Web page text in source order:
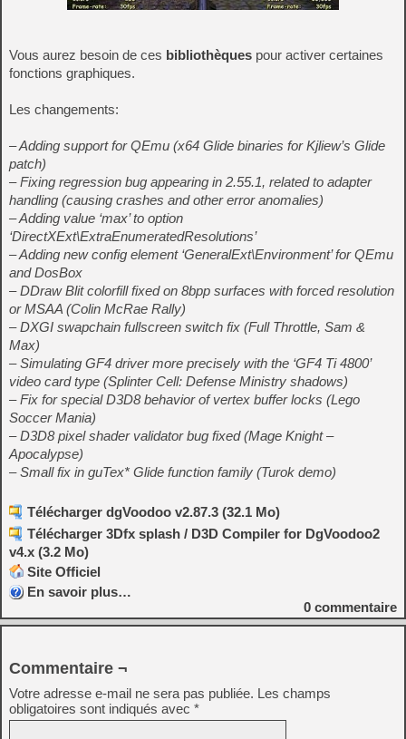
Vous aurez besoin de ces bibliothèques pour activer certaines
fonctions graphiques.
Les changements:
– Adding support for QEmu (x64 Glide binaries for Kjliew’s Glide
patch)
– Fixing regression bug appearing in 2.55.1, related to adapter
handling (causing crashes and other error anomalies)
– Adding value ‘max’ to option
‘DirectXExt\ExtraEnumeratedResolutions’
– Adding new config element ‘GeneralExt\Environment’ for QEmu
and DosBox
– DDraw Blit colorfill fixed on 8bpp surfaces with forced resolution
or MSAA (Colin McRae Rally)
– DXGI swapchain fullscreen switch fix (Full Throttle, Sam &
Max)
– Simulating GF4 driver more precisely with the ‘GF4 Ti 4800’
video card type (Splinter Cell: Defense Ministry shadows)
– Fix for special D3D8 behavior of vertex buffer locks (Lego
Soccer Mania)
– D3D8 pixel shader validator bug fixed (Mage Knight –
Apocalypse)
– Small fix in guTex* Glide function family (Turok demo)
Télécharger dgVoodoo v2.87.3 (32.1 Mo)
Télécharger 3Dfx splash / D3D Compiler for DgVoodoo2
v4.x (3.2 Mo)
Site Officiel
En savoir plus…
0 commentaire
Commentaire ¬
Votre adresse e-mail ne sera pas publiée. Les champs
obligatoires sont indiqués avec *